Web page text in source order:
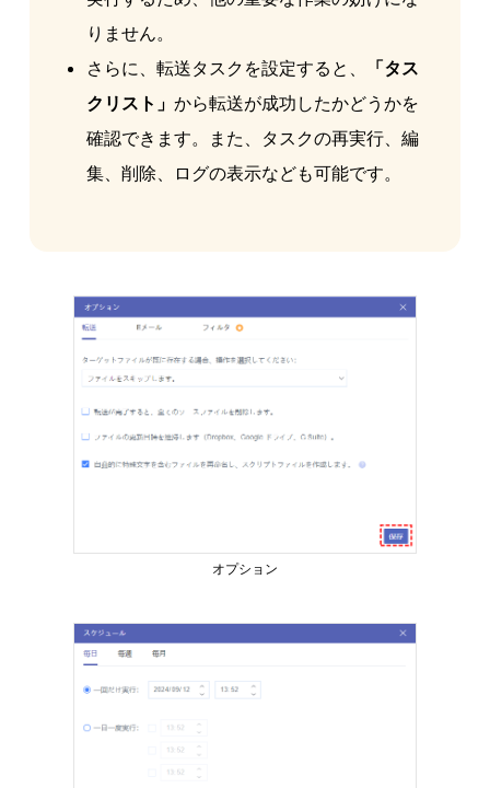
りません。
さらに、転送タスクを設定すると、
「タス
クリスト」 から転送が成功したかどうかを
確認できます。また、タスクの再実行、編
集、削除、ログの表示なども可能です。
オプション